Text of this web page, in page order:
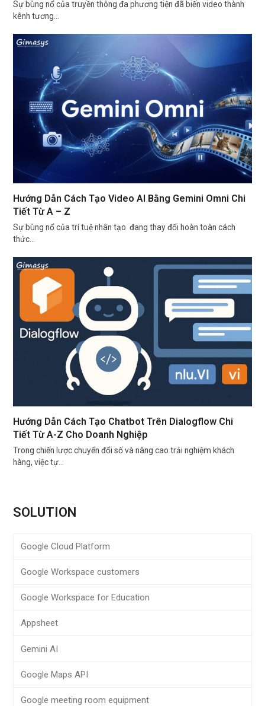
Sự bùng nổ của truyền thông đa phương tiện đã biến video thành
kênh tương…
Hướng Dẫn Cách Tạo Video AI Bằng Gemini Omni Chi
Tiết Từ A – Z
Sự bùng nổ của trí tuệ nhân tạo đang thay đổi hoàn toàn cách
thức…
Hướng Dẫn Cách Tạo Chatbot Trên Dialogflow Chi
Tiết Từ A-Z Cho Doanh Nghiệp
Trong chiến lược chuyển đổi số và nâng cao trải nghiệm khách
hàng, việc tự…
SOLUTION
Google Cloud Platform
Google Workspace customers
Google Workspace for Education
Appsheet
Gemini AI
Google Maps API
Google meeting room equipment